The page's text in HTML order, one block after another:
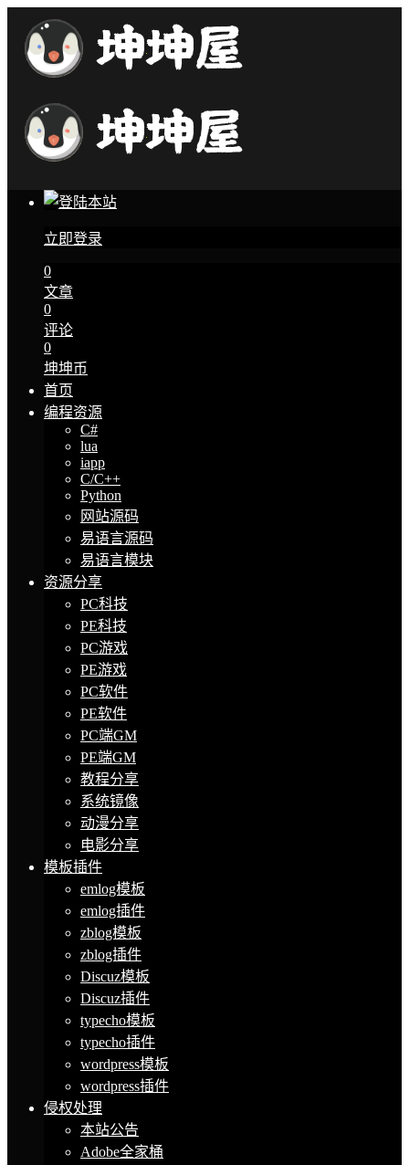
立即登录
0
文章
0
评论
0
坤坤币
首页
编程资源
C#
lua
iapp
C/C++
Python
网站源码
易语言源码
易语言模块
资源分享
PC科技
PE科技
PC游戏
PE游戏
PC软件
PE软件
PC端GM
PE端GM
教程分享
系统镜像
动漫分享
电影分享
模板插件
emlog模板
emlog插件
zblog模板
zblog插件
Discuz模板
Discuz插件
typecho模板
typecho插件
wordpress模板
wordpress插件
侵权处理
本站公告
Adobe全家桶